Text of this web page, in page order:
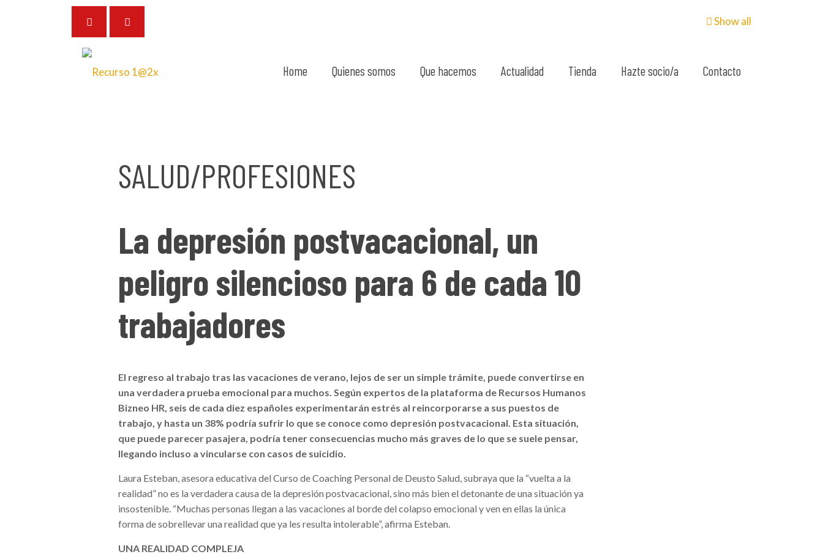
Home Quienes somos Que hacemos Actualidad Tienda Hazte socio/a Contacto
Show all
4 de septiembre de 2024
SALUD/PROFESIONES
La depresión postvacacional, un
peligro silencioso para 6 de cada 10
trabajadores
El regreso al trabajo tras las vacaciones de verano, lejos de ser un simple trámite, puede convertirse en
una verdadera prueba emocional para muchos. Según expertos de la plataforma de Recursos Humanos
Bizneo HR, seis de cada diez españoles experimentarán estrés al reincorporarse a sus puestos de
trabajo, y hasta un 38% podría sufrir lo que se conoce como depresión postvacacional. Esta situación,
que puede parecer pasajera, podría tener consecuencias mucho más graves de lo que se suele pensar,
llegando incluso a vincularse con casos de suicidio.
Laura Esteban, asesora educativa del Curso de Coaching Personal de Deusto Salud, subraya que la “vuelta a la
realidad” no es la verdadera causa de la depresión postvacacional, sino más bien el detonante de una situación ya
insostenible. “Muchas personas llegan a las vacaciones al borde del colapso emocional y ven en ellas la única
forma de sobrellevar una realidad que ya les resulta intolerable”, afirma Esteban.
UNA REALIDAD COMPLEJA